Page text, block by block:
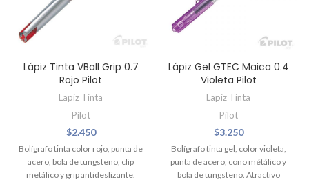
Lápiz Tinta VBall Grip 0.7
Rojo Pilot
Lapiz Tinta
Pilot
$2.450
Bolígrafo tinta color rojo, punta de
acero, bola de tungsteno, clip
metálico y grip antideslizante.
Lápiz Gel GTEC Maica 0.4
Violeta Pilot
Lapiz Tinta
Pilot
$3.250
Bolígrafo tinta gel, color violeta,
punta de acero, cono métálico y
bola de tungsteno. Atractivo